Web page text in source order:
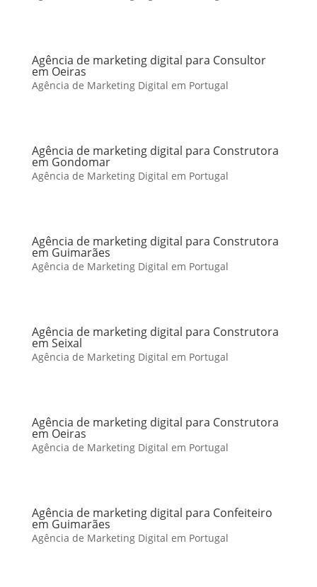
Agência de marketing digital para Consultor
em Oeiras
Agência de Marketing Digital em Portugal
Agência de marketing digital para Construtora
em Gondomar
Agência de Marketing Digital em Portugal
Agência de marketing digital para Construtora
em Guimarães
Agência de Marketing Digital em Portugal
Agência de marketing digital para Construtora
em Seixal
Agência de Marketing Digital em Portugal
Agência de marketing digital para Construtora
em Oeiras
Agência de Marketing Digital em Portugal
Agência de marketing digital para Confeiteiro
em Guimarães
Agência de Marketing Digital em Portugal